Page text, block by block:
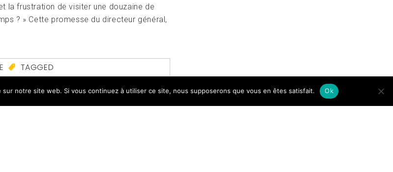
la frustration de visiter une douzaine de
? » Cette promesse du directeur général,
TAGGED
,SERVICES,UBER,VTC
LEAVE A
notre site web. Si vous continuez à utiliser ce site, nous supposerons que vous en êtes satisfait. Ok